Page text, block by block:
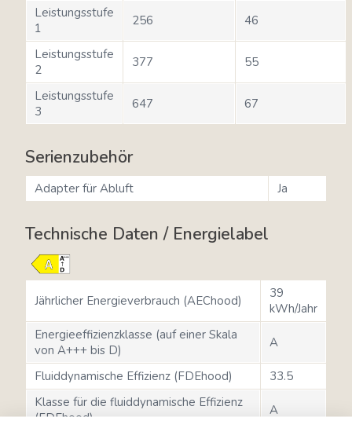
Leistungsstufe
1
256 46
Leistungsstufe
2
377 55
Leistungsstufe
3
647 67
Serienzubehör
Adapter für Abluft Ja
Technische Daten / Energielabel
Jährlicher Energieverbrauch (AEChood)
39
kWh/Jahr
Energieeffizienzklasse (auf einer Skala
von A+++ bis D)
A
Fluiddynamische Effizienz (FDEhood)
33.5
Klasse für die fluiddynamische Effizienz
(FDEhood)
A